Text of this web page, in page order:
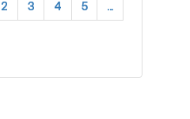
2 3 4 5 ...